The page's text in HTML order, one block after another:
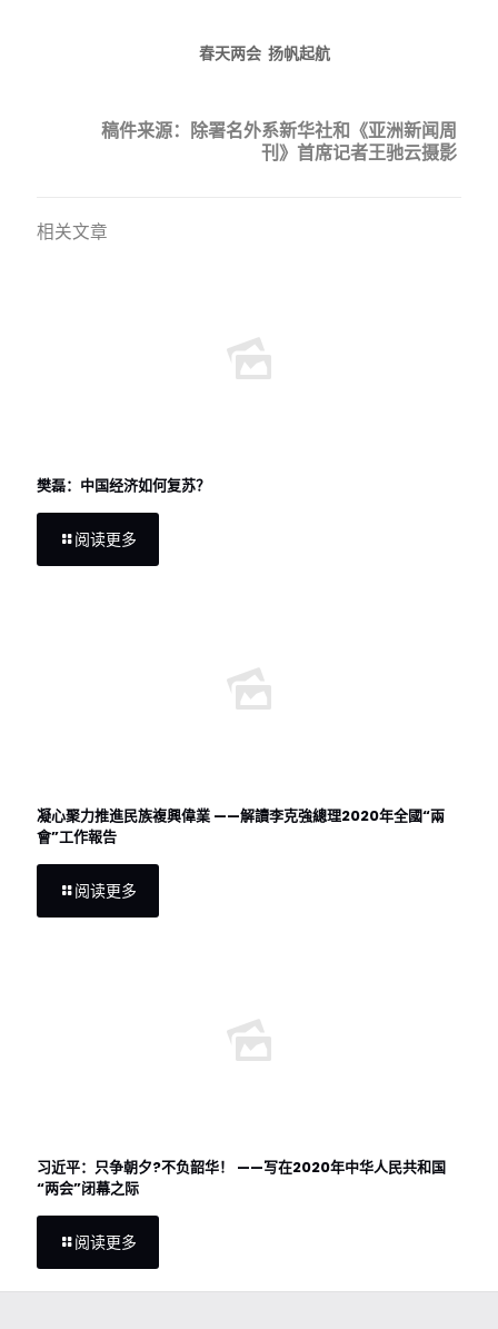
春天两会 扬帆起航
稿件来源：除署名外系新华社和《亚洲新闻周
刊》首席记者王驰云摄影
相关文章
樊磊：中国经济如何复苏？
阅读更多
凝心聚力推進民族複興偉業 ——解讀李克強總理2020年全國“兩
會”工作報告
阅读更多
习近平：只争朝夕?不负韶华！ ——写在2020年中华人民共和国
“两会”闭幕之际
阅读更多